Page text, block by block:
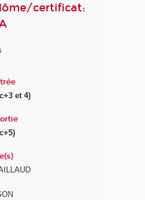
certificat:
et 4)